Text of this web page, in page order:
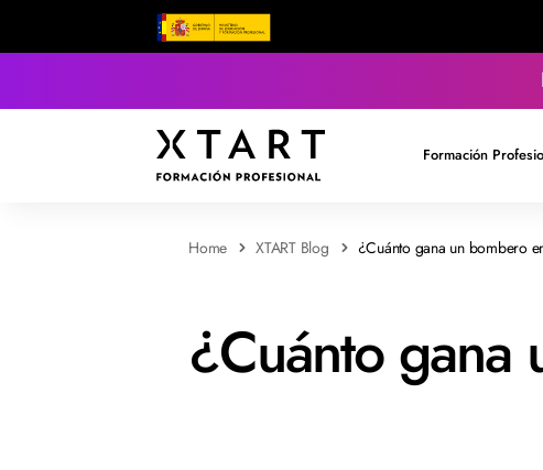
Formación
Home XTART Blog ¿Cuánto gana un bombero
¿Cuánto gana